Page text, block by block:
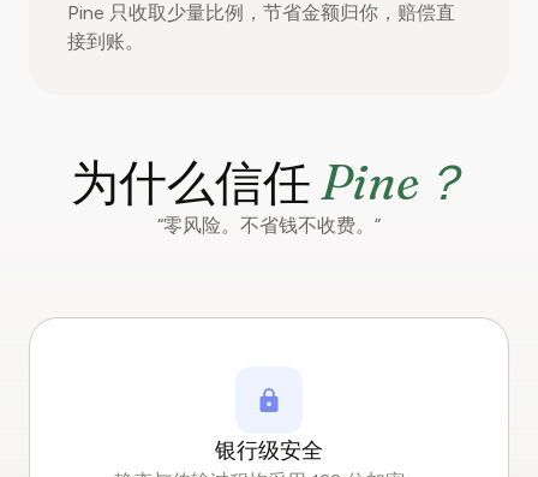
Pine 只收取少量比例，节省金额归你，赔偿直
接到账。
为什么信任Pine？
“零风险。不省钱不收费。”
银行级安全